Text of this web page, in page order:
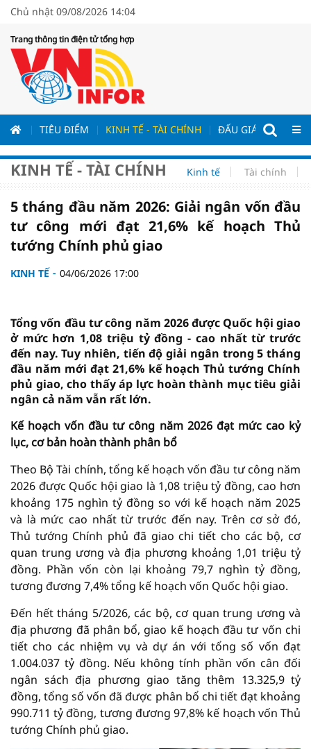
Chủ nhật 09/08/2026 14:04
Trang thông tin điện tử tổng hợp
TIÊU ĐIỂM KINH TẾ - TÀI CHÍNH ĐẤU GIÁ - ĐẤU
KINH TẾ - TÀI CHÍNH Kinh tế Tài chính
5 tháng đầu năm 2026: Giải ngân vốn đầu
tư công mới đạt 21,6% kế hoạch Thủ
tướng Chính phủ giao
KINH TẾ 04/06/2026 17:00
Tổng vốn đầu tư công năm 2026 được Quốc hội giao
ở mức hơn 1,08 triệu tỷ đồng - cao nhất từ trước
đến nay. Tuy nhiên, tiến độ giải ngân trong 5 tháng
đầu năm mới đạt 21,6% kế hoạch Thủ tướng Chính
phủ giao, cho thấy áp lực hoàn thành mục tiêu giải
ngân cả năm vẫn rất lớn.
Kế hoạch vốn đầu tư công năm 2026 đạt mức cao kỷ
lục, cơ bản hoàn thành phân bổ
Theo Bộ Tài chính, tổng kế hoạch vốn đầu tư công năm
2026 được Quốc hội giao là 1,08 triệu tỷ đồng, cao hơn
khoảng 175 nghìn tỷ đồng so với kế hoạch năm 2025
và là mức cao nhất từ trước đến nay. Trên cơ sở đó,
Thủ tướng Chính phủ đã giao chi tiết cho các bộ, cơ
quan trung ương và địa phương khoảng 1,01 triệu tỷ
đồng. Phần vốn còn lại khoảng 79,7 nghìn tỷ đồng,
tương đương 7,4% tổng kế hoạch vốn Quốc hội giao.
Đến hết tháng 5/2026, các bộ, cơ quan trung ương và
địa phương đã phân bổ, giao kế hoạch đầu tư vốn chi
tiết cho các nhiệm vụ và dự án với tổng số vốn đạt
1.004.037 tỷ đồng. Nếu không tính phần vốn cân đối
ngân sách địa phương giao tăng thêm 13.325,9 tỷ
đồng, tổng số vốn đã được phân bổ chi tiết đạt khoảng
990.711 tỷ đồng, tương đương 97,8% kế hoạch vốn Thủ
tướng Chính phủ giao.